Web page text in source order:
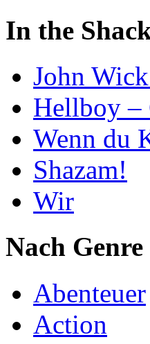
In the
John
Hellboy –
Wenn du
Shazam!
Wir
Nach Genre
Abenteuer
Action